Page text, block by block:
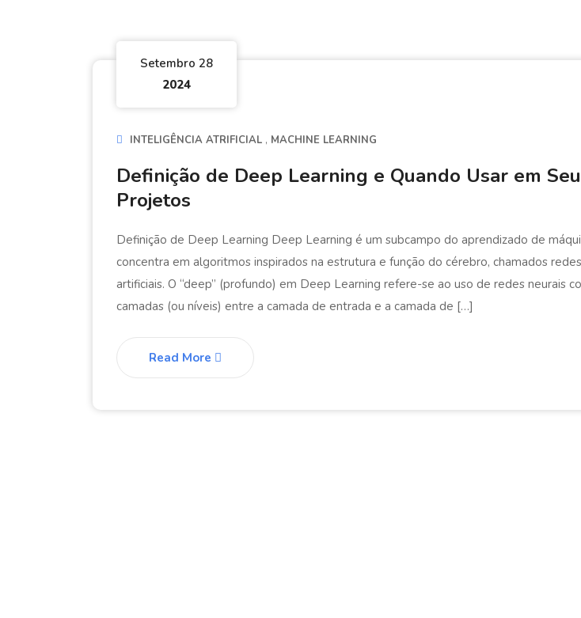
Setembro 28
2024
INTELIGÊNCIA ATRIFICIAL MACHINE LEARNING
Definição de Deep Learning e Quando Usar em
Projetos
Definição de Deep Learning Deep Learning é um subcampo do aprendizado de
concentra em algoritmos inspirados na estrutura e função do cérebro, chamados
artificiais. O “deep” (profundo) em Deep Learning refere-se ao uso de redes neurais
camadas (ou níveis) entre a camada de entrada e a camada de […]
Read More